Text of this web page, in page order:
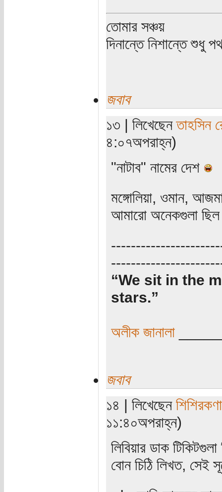
তোমার সঞ্চয়
দিনান্তে নিশান্তে শুধু
জবাব
১৩ | লিখেছেনতাহসিন
৪:০৭অপরাহ্ন)
"নাটাব" নামের দেশ
মঙ্গোলিয়া, ওমান,
আমারো অনেকগুলা
“We sit in the
stars.”
অলীক জানালা
জবাব
১৪ | লিখেছেন শিশিরকণা
১১:৪০অপরাহ্ন)
লিবিয়ার ডাক
বোন চিঠি লিখত, সেই